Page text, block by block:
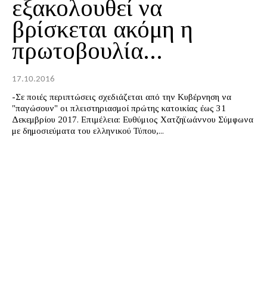
εξακολουθεί να
βρίσκεται ακόμη η
πρωτοβουλία...
17.10.2016
-Σε ποιές περιπτώσεις σχεδιάζεται από την Κυβέρνηση να
"παγώσουν" οι πλειστηριασμοί πρώτης κατοικίας έως 31
Δεκεμβρίου 2017. Επιμέλεια: Ευθύμιος Χατζηϊωάννου Σύμφωνα
με δημοσιεύματα του ελληνικού Τύπου,...